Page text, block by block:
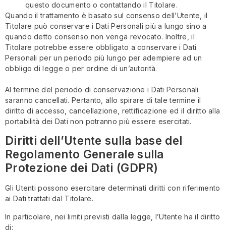
questo documento o contattando il Titolare.
Quando il trattamento è basato sul consenso dell’Utente, il
Titolare può conservare i Dati Personali più a lungo sino a
quando detto consenso non venga revocato. Inoltre, il
Titolare potrebbe essere obbligato a conservare i Dati
Personali per un periodo più lungo per adempiere ad un
obbligo di legge o per ordine di un’autorità.
Al termine del periodo di conservazione i Dati Personali
saranno cancellati. Pertanto, allo spirare di tale termine il
diritto di accesso, cancellazione, rettificazione ed il diritto alla
portabilità dei Dati non potranno più essere esercitati.
Diritti dell’Utente sulla base del
Regolamento Generale sulla
Protezione dei Dati (GDPR)
Gli Utenti possono esercitare determinati diritti con riferimento
ai Dati trattati dal Titolare.
In particolare, nei limiti previsti dalla legge, l’Utente ha il diritto
di: